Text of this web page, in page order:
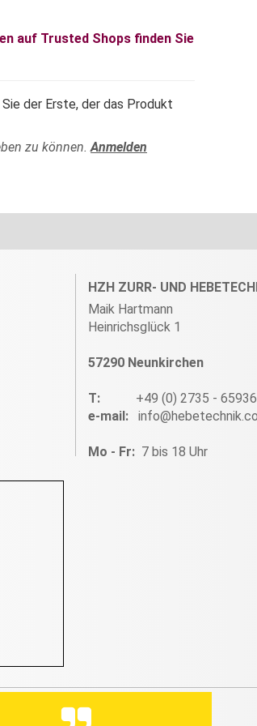
auf Trusted Shops finden Sie
der Erste, der das Produkt
zu können.Anmelden
HZH ZURR- UND
Maik Hartmann
Heinrichsglück 1
57290 Neunkirchen
T: +49 (0) 2735 -
e-mail:
Mo - Fr: 7 bis 18 Uhr